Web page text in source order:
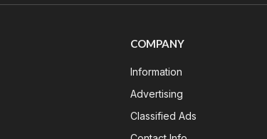
COMPANY
Information
Advertising
Classified Ads